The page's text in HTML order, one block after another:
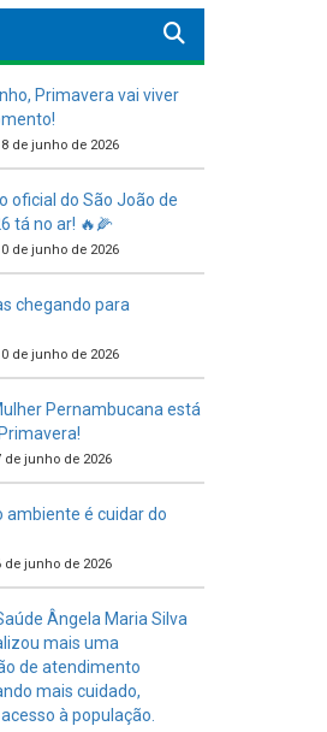
Primavera vai viver
de junho de 2026
oficial do São João de
tá no ar! 🔥🌽
de junho de 2026
chegando para
de junho de 2026
Pernambucana está
de junho de 2026
ambiente é cuidar do
de junho de 2026
Ângela Maria Silva
mais uma
de atendimento
mais cuidado,
à população.